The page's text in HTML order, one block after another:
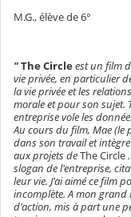
M.G., élève de 6°
"The Circleest un film
vie privée, en particulier
la vie privée et les
morale et pour son sujet.
entreprise vole les
Au cours du film, Mae
dans son travail et intègre
aux projets deThe Circle
slogan de l'entreprise,
leur vie. J'ai aimé ce film
incomplète. A mon
d'action, mis à part une